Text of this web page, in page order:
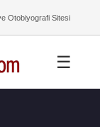
Otobiyografi Sitesi
☰